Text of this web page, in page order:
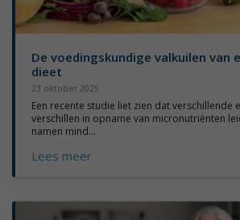
De voedingskundige valkuilen van
dieet
23 oktober 2025
Een recente studie liet zien dat verschillende
verschillen in opname van micronutriënten
namen mind...
Lees meer